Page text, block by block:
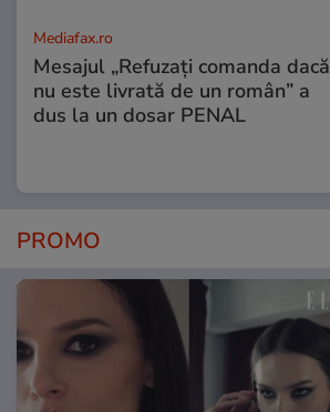
Mediafax.ro
Mesajul „Refuzați comanda dacă
nu este livrată de un român” a
dus la un dosar PENAL
PROMO